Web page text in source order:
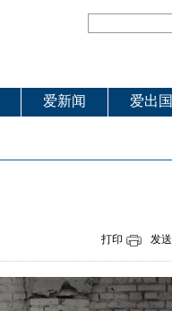
爱新闻 爱出国
打印 发送